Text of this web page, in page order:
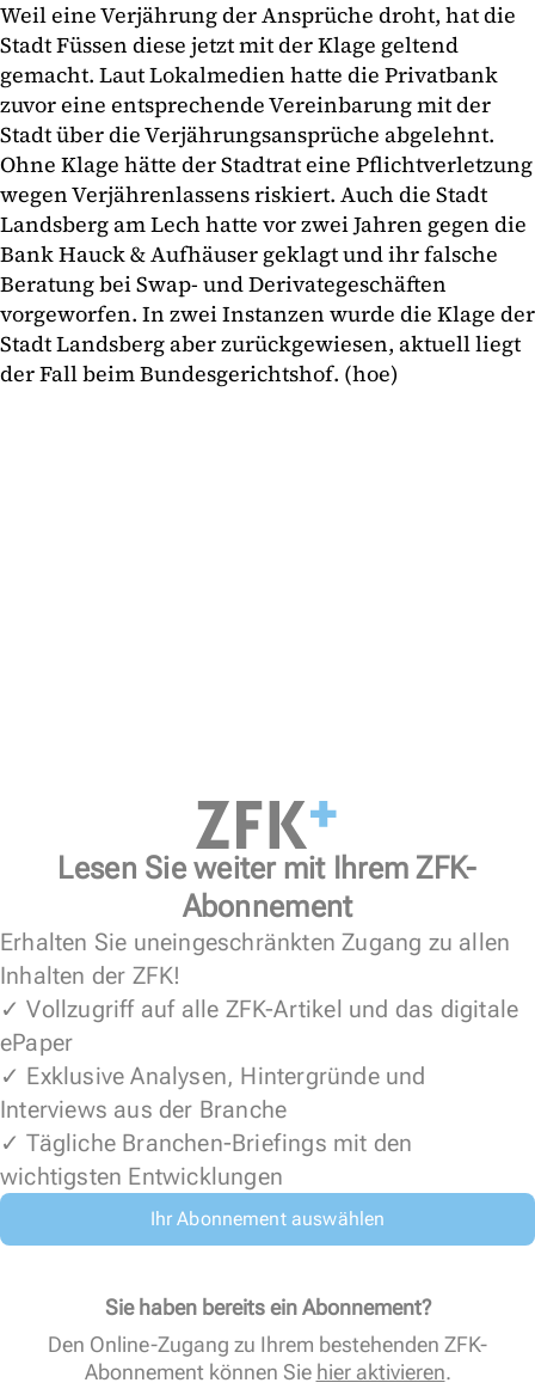
Weil eine Verjährung der Ansprüche droht, hat die
Stadt Füssen diese jetzt mit der Klage geltend
gemacht. Laut Lokalmedien hatte die Privatbank
zuvor eine entsprechende Vereinbarung mit der
Stadt über die Verjährungsansprüche abgelehnt.
Ohne Klage hätte der Stadtrat eine Pflichtverletzung
wegen Verjährenlassens riskiert. Auch die Stadt
Landsberg am Lech hatte vor zwei Jahren gegen die
Bank Hauck & Aufhäuser geklagt und ihr falsche
Beratung bei Swap- und Derivategeschäften
vorgeworfen. In zwei Instanzen wurde die Klage der
Stadt Landsberg aber zurückgewiesen, aktuell liegt
der Fall beim Bundesgerichtshof. (hoe)
Lesen Sie weiter mit Ihrem ZFK-
Abonnement
Erhalten Sie uneingeschränkten Zugang zu allen
Inhalten der ZFK!
✓ Vollzugriff auf alle ZFK-Artikel und das digitale
ePaper
✓ Exklusive Analysen, Hintergründe und
Interviews aus der Branche
✓ Tägliche Branchen-Briefings mit den
wichtigsten Entwicklungen
Ihr Abonnement auswählen
Sie haben bereits ein Abonnement?
Den Online-Zugang zu Ihrem bestehenden ZFK-
Abonnement können Sie hier aktivieren.